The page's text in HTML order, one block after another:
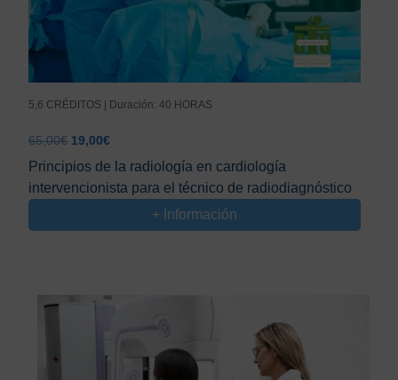
5,6 CRÉDITOS | Duración: 40 HORAS
65,00€ El
original
era:
19,00€El
actual
es:
Principios de la radiología en cardiología
intervencionista para el técnico de radiodiagnóstico
+ Información